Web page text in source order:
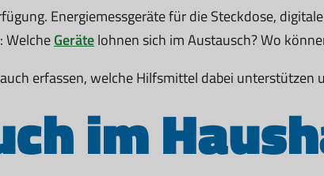
Energiemessgeräte für die Steckdose,
WelcheGerätelohnen sich im Austausch? Wo
erfassen, welche Hilfsmittel dabei
im